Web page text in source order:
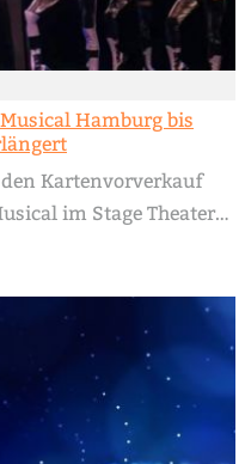
Hamburg bis
Kartenvorverkauf
im Stage Theater…